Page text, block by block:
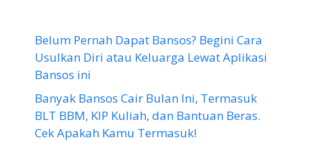
Belum Pernah Dapat Bansos? Begini Cara
Usulkan Diri atau Keluarga Lewat Aplikasi
Bansos ini
Banyak Bansos Cair Bulan Ini, Termasuk
BLT BBM, KIP Kuliah, dan Bantuan Beras.
Cek Apakah Kamu Termasuk!